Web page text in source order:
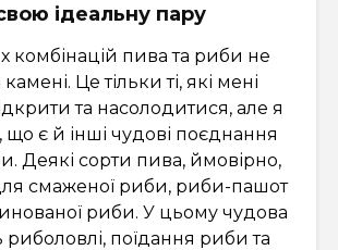
ідеальну пару
комбінацій пива та риби не
Це тільки ті, які мені
та насолодитися, але я
є й інші чудові поєднання
Деякі сорти пива, ймовірно,
смаженої риби, риби-пашот
риби. У цьому чудова
риболовлі, поїдання риби та